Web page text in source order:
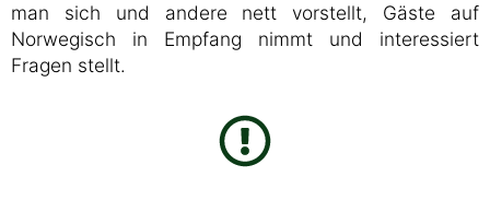
man sich und andere nett vorstellt, Gäste auf
Norwegisch in Empfang nimmt und interessiert
Fragen stellt.